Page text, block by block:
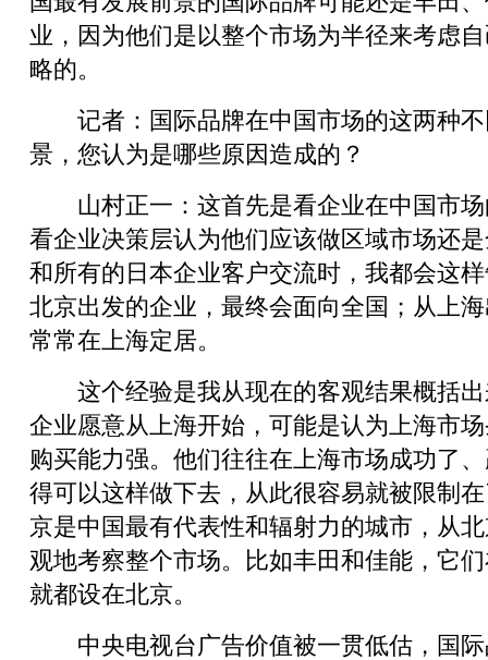
业，因为他们是以整个市场为半径来考虑
略的。
记者：国际品牌在中国市场的这两种不
景，您认为是哪些原因造成的？
山村正一：这首先是看企业在中国市场
看企业决策层认为他们应该做区域市场还
和所有的日本企业客户交流时，我都会这
北京出发的企业，最终会面向全国；从上
常常在上海定居。
这个经验是我从现在的客观结果概括出
企业愿意从上海开始，可能是认为上海市
购买能力强。他们往往在上海市场成功了
得可以这样做下去，从此很容易就被限制
京是中国最有代表性和辐射力的城市，从
观地考察整个市场。比如丰田和佳能，它
就都设在北京。
中央电视台广告价值被一贯低估，国际